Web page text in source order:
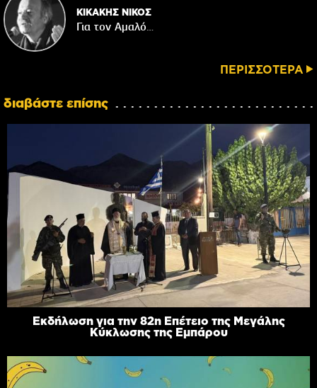
ΚΙΚΑΚΗΣ ΝΙΚΟΣ
Για τον Αμαλό…
ΠΕΡΙΣΣΟΤΕΡΑ
διαβάστε επίσης
Εκδήλωση για την 82η Επέτειο της Μεγάλης
Κύκλωσης της Εμπάρου